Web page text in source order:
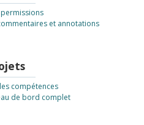
et annotations
compétences
de bord complet